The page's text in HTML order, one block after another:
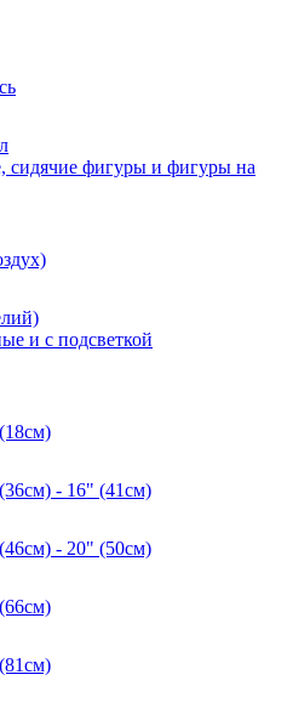
сидячие фигуры и фигуры на
и с подсветкой
- 16" (41см)
- 20" (50см)